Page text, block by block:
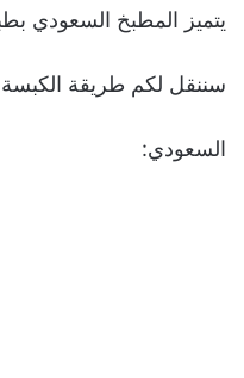
يتميز المطبخ السعودي
سننقل لكم طريقة
السعودي: